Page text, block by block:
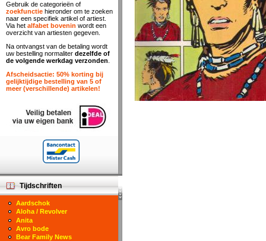
Gebruik de categorieën of
zoekfunctie hieronder om te zoeken
naar een specifiek artikel of artiest.
Via het alfabet bovenin wordt een
overzicht van artiesten gegeven.
Na ontvangst van de betaling wordt
uw bestelling normaliter dezelfde of
de volgende werkdag verzonden
Afscheidsactie: 50% korting bij
gelijktijdige bestelling van 5 of
meer (verschillende) artikelen!
Tijdschriften
Aardschok
Aloha / Revolver
Anita
Avro bode
Bear Family News